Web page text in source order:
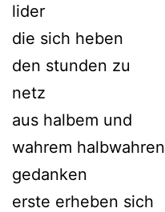
lider
die sich heben
den stunden zu
netz
aus halbem und
wahrem halbwahren
gedanken
erste erheben sich